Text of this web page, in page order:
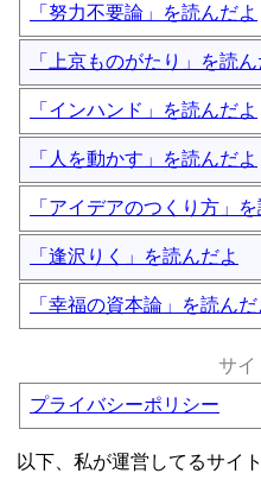
「努力不要論」を読んだよ
「上京ものがたり」を読ん
「インハンド」を読んだよ
「人を動かす」を読んだよ
「アイデアのつくり方」
「逢沢りく」を読んだよ
「幸福の資本論」を読んだ
サイ
プライバシーポリシー
以下、私が運営してるサイト